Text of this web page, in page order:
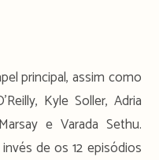
principal, assim como
Kyle Soller, Adria
e Varada Sethu.
de os 12 episódios